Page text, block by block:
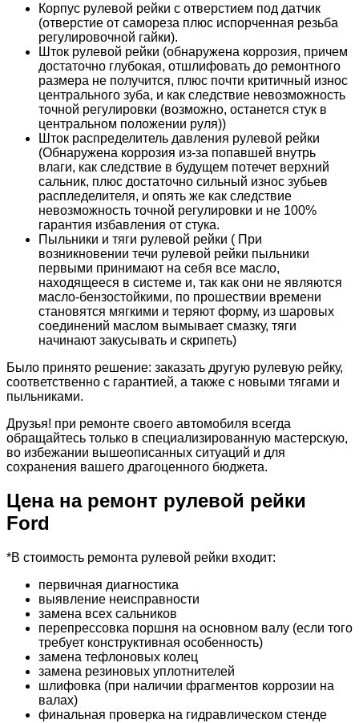
Корпус рулевой рейки с отверстием под датчик
(отверстие от самореза плюс испорченная резьба
регулировочной гайки).
Шток рулевой рейки (обнаружена коррозия, причем
достаточно глубокая, отшлифовать до ремонтного
размера не получится, плюс почти критичный износ
центрального зуба, и как следствие невозможность
точной регулировки (возможно, останется стук в
центральном положении руля))
Шток распределитель давления рулевой рейки
(Обнаружена коррозия из-за попавшей внутрь
влаги, как следствие в будущем потечет верхний
сальник, плюс достаточно сильный износ зубьев
распледелителя, и опять же как следствие
невозможность точной регулировки и не 100%
гарантия избавления от стука.
Пыльники и тяги рулевой рейки ( При
возникновении течи рулевой рейки пыльники
первыми принимают на себя все масло,
находящееся в системе и, так как они не являются
масло-бензостойкими, по прошествии времени
становятся мягкими и теряют форму, из шаровых
соединений маслом вымывает смазку, тяги
начинают закусывать и скрипеть)
Было принято решение: заказать другую рулевую рейку,
соответственно с гарантией, а также с новыми тягами и
пыльниками.
Друзья! при ремонте своего автомобиля всегда
обращайтесь только в специализированную мастерскую,
во избежании вышеописанных ситуаций и для
сохранения вашего драгоценного бюджета.
Цена на ремонт рулевой рейки
Ford
*В стоимость ремонта рулевой рейки входит:
первичная диагностика
выявление неисправности
замена всех сальников
перепрессовка поршня на основном валу (если того
требует конструктивная особенность)
замена тефлоновых колец
замена резиновых уплотнителей
шлифовка (при наличии фрагментов коррозии на
валах)
финальная проверка на гидравлическом стенде